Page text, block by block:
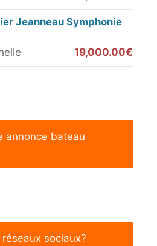
Jeanneau Symphonie
19,000.00€
annonce bateau
sociaux?